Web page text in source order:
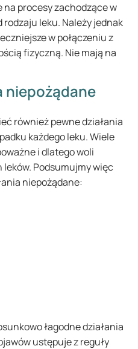
na procesy zachodzące w
leku. Należy jednak
w połączeniu z
fizyczną. Nie mają na
niepożądane
również pewne działania
każdego leku. Wiele
i dlatego woli
leków. Podsumujmy więc
niepożądane:
łagodne działania
ustępuje z reguły